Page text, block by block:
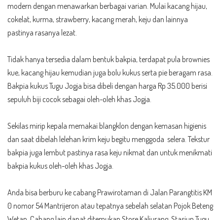
modern dengan menawarkan berbagai varian. Mulai kacang hijau,
cokelat, kurma, strawberry, kacang merah, keju dan lainnya
pastinya rasanya lezat.
Tidak hanya tersedia dalam bentuk bakpia, terdapat pula brownies
kue, kacang hijau kemudian juga bolu kukus serta pie beragam rasa.
Bakpia kukus Tugu Jogja bisa dibeli dengan harga Rp35.000 berisi
sepuluh biji cocok sebagai oleh-oleh khas Jogja.
Sekilas mirip kepala memakai blangklon dengan kemasan higienis
dan saat dibelah lelehan krim keju begitu menggoda selera. Tekstur
bakpia juga lembut pastinya rasa keju nikmat dan untuk menikmati
bakpia kukus oleh-oleh khas Jogja.
Anda bisa berburu ke cabang Prawirotaman di Jalan Parangtitis KM
0 nomor 54 Mantrijeron atau tepatnya sebelah selatan Pojok Beteng